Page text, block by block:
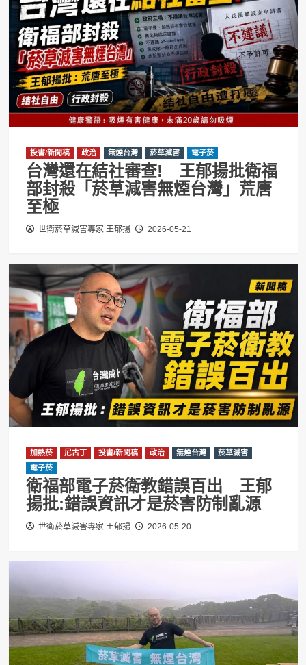
投書/新聞稿 政治 無煙台灣 菸草減害 電子菸
台灣還在結社審查! 王郁揚批衛福
部封殺「菸草減害無煙台灣」荒唐
至極
世衛菸草減害專家 王郁揚 2026-05-21
加熱菸 尼古丁 投書/新聞稿 政治 無煙台灣
菸草減害
電子菸
衛福部電子菸衛教錯誤百出 王郁
揚批:錯誤資訊才是菸害防制亂源
世衛菸草減害專家 王郁揚 2026-05-20